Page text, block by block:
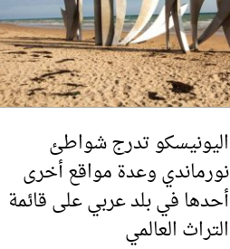
اليونيسكو تدرج شواطئ
نورماندي وعدة مواقع أخرى
أحدها في بلد عربي على قائمة
التراث العالمي